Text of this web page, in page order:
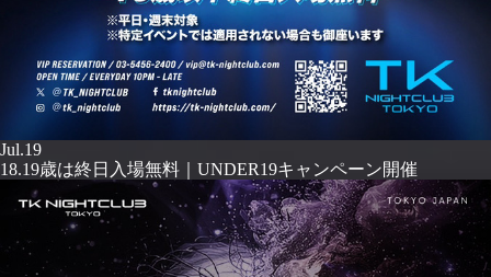
Jul.19
18.19歳は終日入場無料｜UNDER19キャンペーン開催